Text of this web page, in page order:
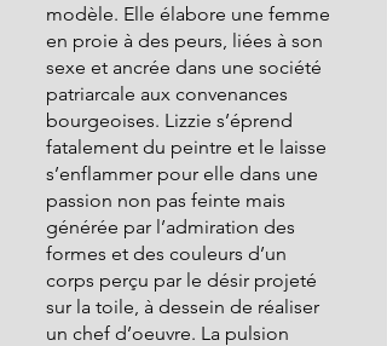
modèle. Elle élabore une femme
en proie à des peurs, liées à son
sexe et ancrée dans une société
patriarcale aux convenances
bourgeoises. Lizzie s’éprend
fatalement du peintre et le laisse
s’enflammer pour elle dans une
passion non pas feinte mais
générée par l’admiration des
formes et des couleurs d’un
corps perçu par le désir projeté
sur la toile, à dessein de réaliser
un chef d’oeuvre. La pulsion